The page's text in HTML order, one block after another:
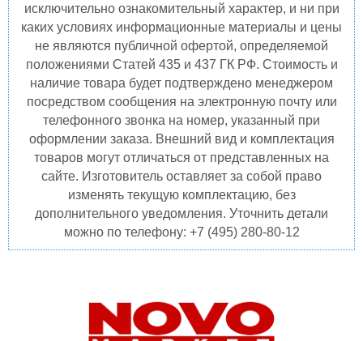
исключительно ознакомительный характер, и ни при
каких условиях информационные материалы и цены
не являются публичной офертой, определяемой
положениями Статей 435 и 437 ГК РФ. Стоимость и
наличие товара будет подтверждено менеджером
посредством сообщения на электронную почту или
телефонного звонка на номер, указанный при
оформлении заказа. Внешний вид и комплектация
товаров могут отличаться от представленных на
сайте. Изготовитель оставляет за собой право
изменять текущую комплектацию, без
дополнительного уведомления. Уточнить детали
можно по телефону: +7 (495) 280-80-12